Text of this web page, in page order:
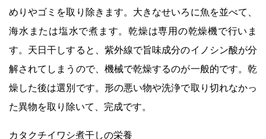
めりやゴミを取り除きます。大きなせいろに魚を並べて、
海水または塩水で煮ます。乾燥は専用の乾燥機で行いま
す。天日干しすると、紫外線で旨味成分のイノシン酸が分
解されてしまうので、機械で乾燥するのが一般的です。乾
燥した後は選別です。形の悪い物や洗浄で取り切れなかっ
た異物を取り除いて、完成です。
カタクチイワシ煮干しの栄養